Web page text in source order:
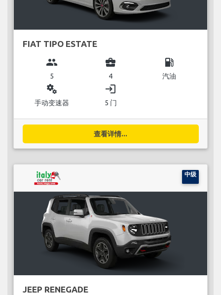
FIAT TIPO ESTATE
group
5
business_center
4
local_gas_station
汽油
miscellaneous_services
手动变速器
login
5 门
查看详情...
中级
JEEP RENEGADE